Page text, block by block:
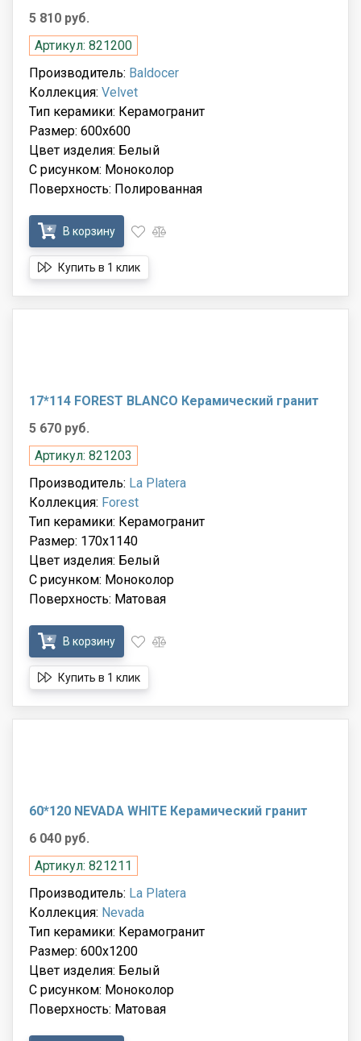
5 810 руб.
Артикул: 821200
Производитель: Baldocer
Коллекция: Velvet
Тип керамики: Керамогранит
Размер: 600x600
Цвет изделия: Белый
С рисунком: Моноколор
Поверхность: Полированная
В корзину
Купить в 1 клик
17*114 FOREST BLANCO Керамический гранит
5 670 руб.
Артикул: 821203
Производитель: La Platera
Коллекция: Forest
Тип керамики: Керамогранит
Размер: 170x1140
Цвет изделия: Белый
С рисунком: Моноколор
Поверхность: Матовая
В корзину
Купить в 1 клик
60*120 NEVADA WHITE Керамический гранит
6 040 руб.
Артикул: 821211
Производитель: La Platera
Коллекция: Nevada
Тип керамики: Керамогранит
Размер: 600x1200
Цвет изделия: Белый
С рисунком: Моноколор
Поверхность: Матовая